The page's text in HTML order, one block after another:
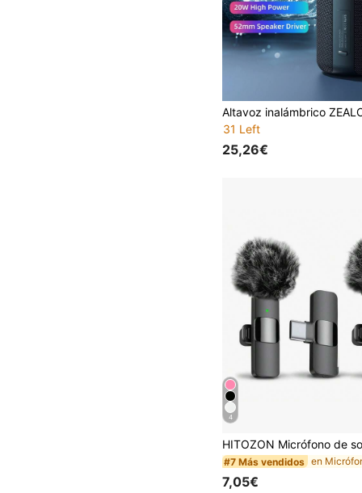
31 Left
25,26€
4
#7 Más vendidos en
7,05€